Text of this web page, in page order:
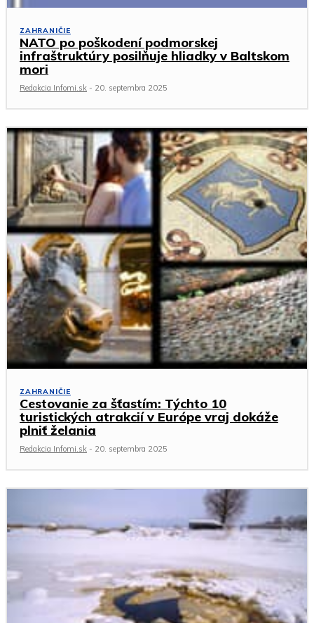
ZAHRANIČIE
NATO po poškodení podmorskej
infraštruktúry posilňuje hliadky v Baltskom
mori
Redakcia Infomi.sk - 20. septembra 2025
ZAHRANIČIE
Cestovanie za šťastím: Týchto 10
turistických atrakcií v Európe vraj dokáže
plniť želania
Redakcia Infomi.sk - 20. septembra 2025